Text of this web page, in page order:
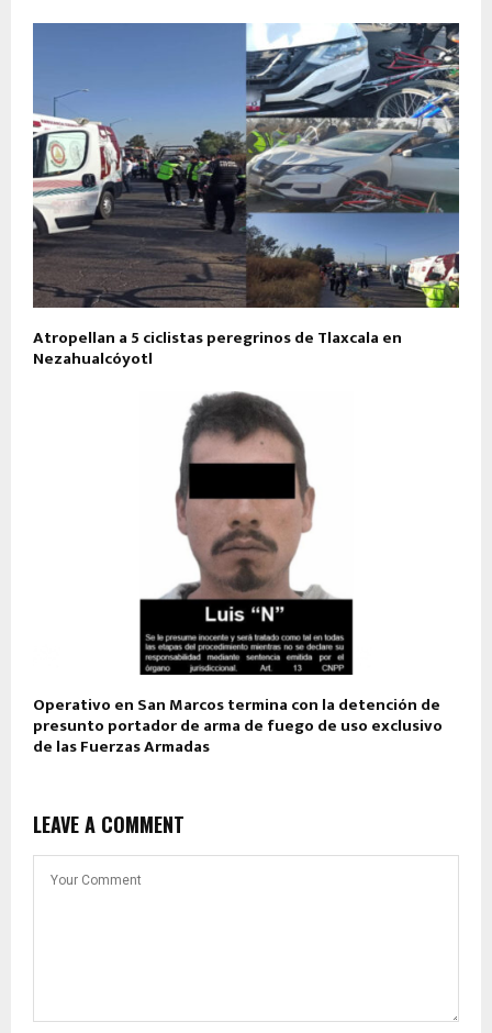
Atropellan a 5 ciclistas peregrinos de Tlaxcala en
Nezahualcóyotl
Operativo en San Marcos termina con la detención de
presunto portador de arma de fuego de uso exclusivo
de las Fuerzas Armadas
LEAVE A COMMENT